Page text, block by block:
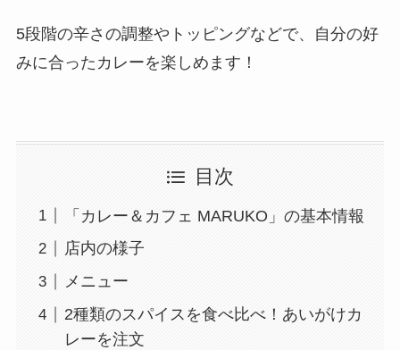
5段階の辛さの調整やトッピングなどで、自分の好
みに合ったカレーを楽しめます！
目次
「カレー＆カフェ MARUKO」の基本情報
店内の様子
メニュー
2種類のスパイスを食べ比べ！あいがけカ
レーを注文